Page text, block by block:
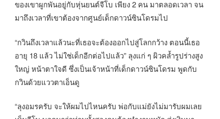
ของเขาผูกพันอยู่กับหุ่นยนต์จีโบ เพียง 2 คน มาตลอดเวลา จน
มาถึงเวลาที่เขาต้องจากศูนย์เด็กดาวน์ซินโดรมไป
“กวินถึงเวลาแล้วนะที่เธอจะต้องออกไปสู่โลกกว้าง ตอนนี้เธอ
อายุ 18 แล้ว ไม่ใช่เด็กอีกต่อไปแล้ว” ลุงแก่ ๆ ผิวคล้ำรูปร่างสูง
ใหญ่ หน้าตาใจดี ซึ่งเป็นเจ้าหน้าที่เด็กดาวน์ซินโดรม พูดกับ
กวินด้วยแววตาเอ็นดู
“ลุงอมรครับ จะให้ผมไปไหนครับ พ่อกับแม่ยังไม่มารับผมเลย